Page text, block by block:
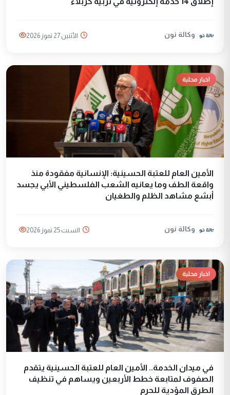
وكالة نون الأثنين 27 تموز 2026
اخبار محلية
الأمين العام للعتبة الحسينية: الإنسانية مفقودة منذ
واقعة الطف وما يعانيه الشعب الفلسطيني الأبي يجسد
أبشع مشاهد الظلم والطغيان
وكالة نون السبت 25 تموز 2026
اخبار محلية
في ميدان الخدمة.. الأمين العام للعتبة الحسينية يتقدم
الصفوف لمتابعة خطط الأربعين ويساهم في تنظيف
الطرق المؤدية للحرم